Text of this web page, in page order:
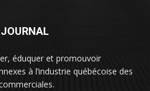
éduquer et promouvoir
à l’industrie québécoise des